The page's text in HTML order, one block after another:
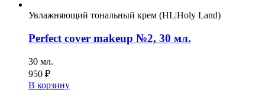
Увлажняющий тональный крем (HL|Holy Land)
Perfect cover makeup №2, 30 мл.
30 мл.
950 ₽
В корзину